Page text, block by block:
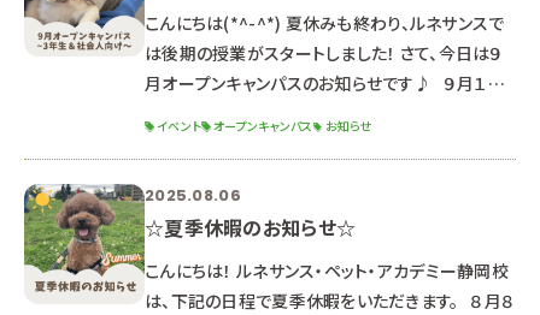
教えてください！ 担当の先生とスケジュール調整を
して、お返事します。 〇内容〇 学科説明/入試説
明/校舎見学/質疑応答/保
こんにちは(*^-^*) 夏休みも終わり、ルネサンスで
は後期の授業がスタートしました！ さて、今日は９
月オープンキャンパスのお知らせです♪ ９月１３
座で、第１回推薦・一般入試に備えよう！◎ ▼動物
看護師科 エコー検査を体験してみよう！＆リハビリ
テーション中級編 ▼ペットエステ
イベント オープンキャンパス お知らせ
2025.08.06
☆夏季休暇のお知らせ☆
こんにちは！ ルネサンス・ペット・アカデミー静岡校
は、下記の日程で夏季休暇をいただきます。 ８月８